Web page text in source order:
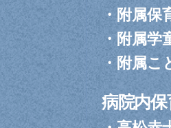
・附属保
・附属学
・ 附属こ
病院内保